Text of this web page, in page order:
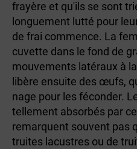
frayère et qu'ils se sont
longuement lutté pour
de frai commence. La
cuvette dans le fond de
mouvements latéraux à
libère ensuite des œufs,
nage pour les féconder.
tellement absorbés par
remarquent souvent pas
truites lacustres ou de